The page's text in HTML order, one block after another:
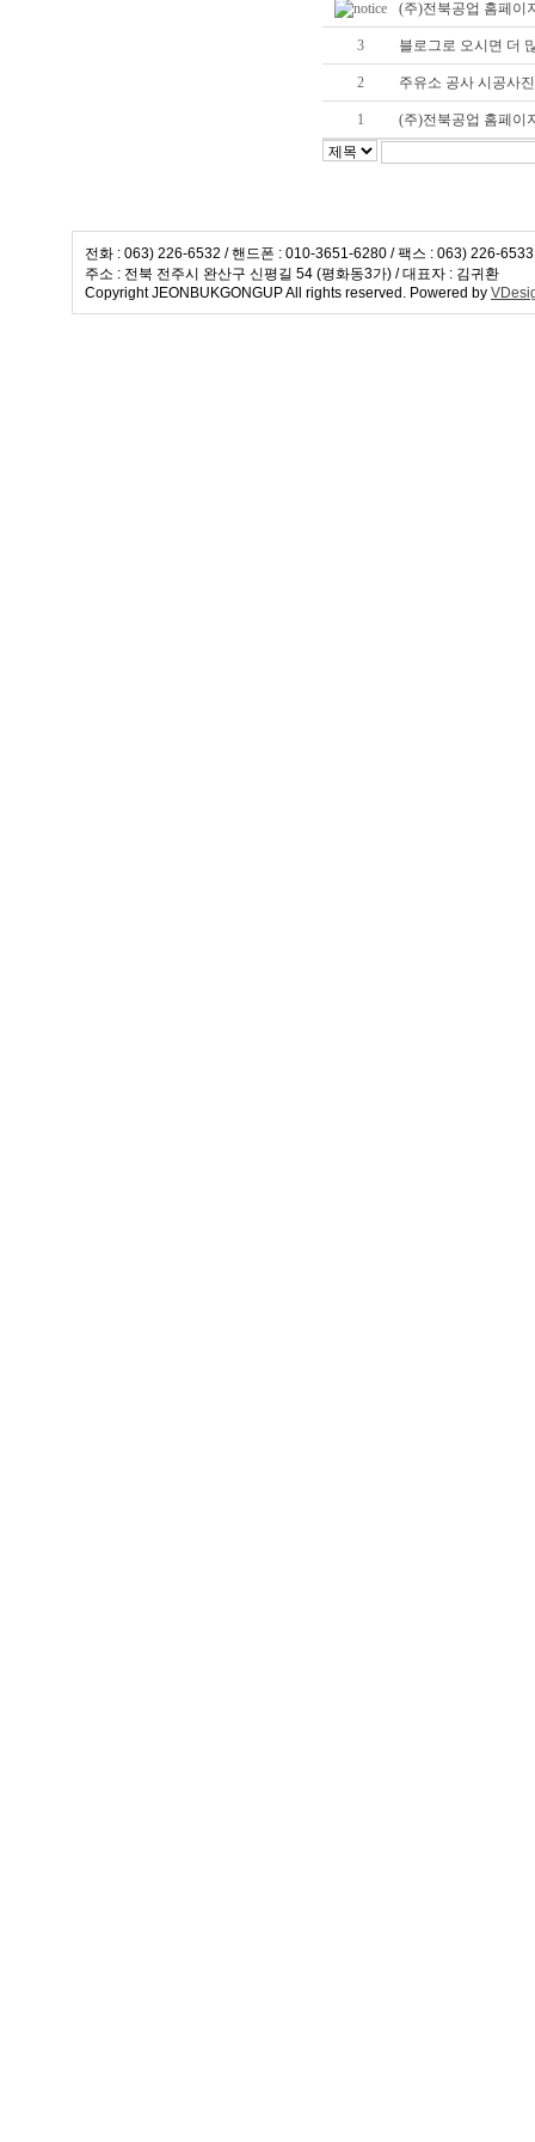
(주)전북공업 홈페이
3 블로그로 오시면 더
2 주유소 공사 시공사진
1 (주)전북공업 홈페이
전화 : 063) 226-6532 / 핸드폰 : 010-3651-6280 / 팩스 : 063) 226-
주소 : 전북 전주시 완산구 신평길 54 (평화동3가) / 대표자 : 김귀환
Copyright JEONBUKGONGUP All rights reserved. Powered by